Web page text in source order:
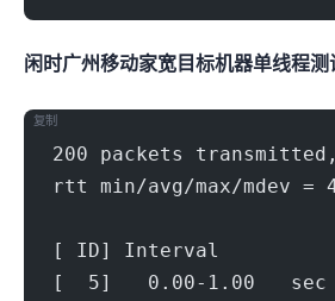
闲时广州移动家宽(1000Mbps) 目标机器 IPERF3单线
200 packets
rtt min/avg/max/mdev =
[ ID] Interval
[  5]   0.00-1.00
复制